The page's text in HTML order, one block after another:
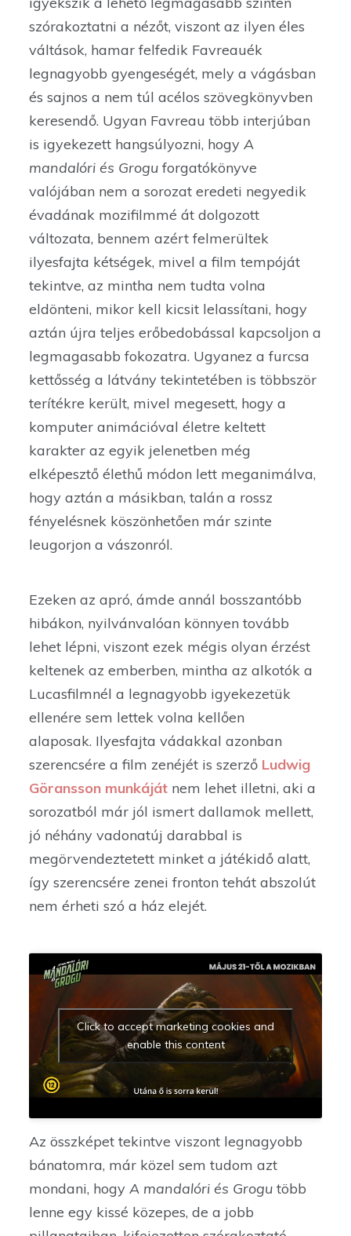
szórakoztatni a nézőt, viszont az ilyen éles
váltások, hamar felfedik Favreauék
legnagyobb gyengeségét, mely a vágásban
és sajnos a nem túl acélos szövegkönyvben
keresendő. Ugyan Favreau több interjúban
is igyekezett hangsúlyozni, hogyA
mandalóri és Grogu forgatókönyve
valójában nem a sorozat eredeti negyedik
évadának mozifilmmé át dolgozott
változata, bennem azért felmerültek
ilyesfajta kétségek, mivel a film tempóját
tekintve, az mintha nem tudta volna
eldönteni, mikor kell kicsit lelassítani, hogy
aztán újra teljes erőbedobással kapcsoljon a
legmagasabb fokozatra. Ugyanez a furcsa
kettősség a látvány tekintetében is többször
terítékre került, mivel megesett, hogy a
komputer animációval életre keltett
karakter az egyik jelenetben még
elképesztő élethű módon lett meganimálva,
hogy aztán a másikban, talán a rossz
fényelésnek köszönhetően már szinte
leugorjon a vászonról.
Ezeken az apró, ámde annál bosszantóbb
hibákon, nyilvánvalóan könnyen tovább
lehet lépni, viszont ezek mégis olyan érzést
keltenek az emberben, mintha az alkotók a
Lucasfilmnél a legnagyobb igyekezetük
ellenére sem lettek volna kellően
alaposak. Ilyesfajta vádakkal azonban
szerencsére a film zenéjét is szerző Ludwig
Göransson munkáját nem lehet illetni, aki a
sorozatból már jól ismert dallamok mellett,
jó néhány vadonatúj darabbal is
megörvendeztetett minket a játékidő alatt,
így szerencsére zenei fronton tehát abszolút
nem érheti szó a ház elejét.
Click to accept marketing cookies and
enable this content
Az összképet tekintve viszont legnagyobb
bánatomra, már közel sem tudom azt
mondani, hogyA mandalóri és Grogu több
lenne egy kissé közepes, de a jobb